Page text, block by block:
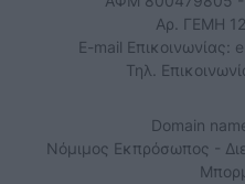
Αρ. ΓΕΜΗ
E-mail Επικοινωνίας:
Τηλ.
Domain
Νόμιμος Εκπρόσωπος -